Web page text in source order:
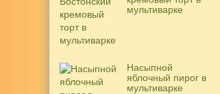
мультиварке
Насыпной
яблочный пирог в
мультиварке